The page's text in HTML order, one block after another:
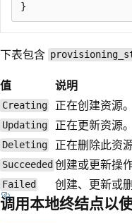
下表包含
值
说明
Creating 正在创建资源。
Updating 正在更新资源。
Deleting 正在删除此资源
Succeeded 创建或更新操
Failed 创建、更新或
调用本地终结点以